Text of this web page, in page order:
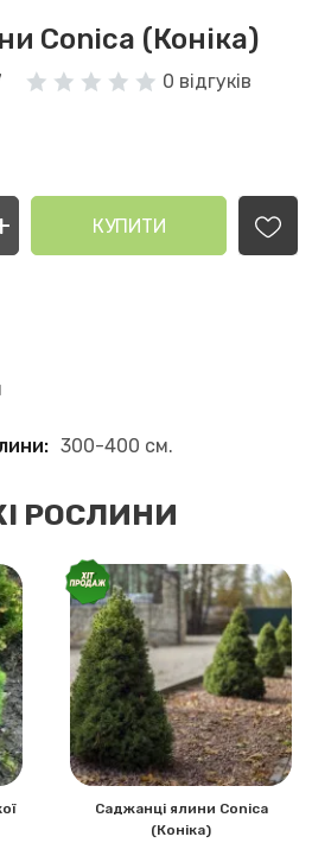
Conica (Коніка)
0 відгуків
КУПИТИ
300-400 см.
РОСЛИНИ
Саджанці ялини Conica
(Коніка)